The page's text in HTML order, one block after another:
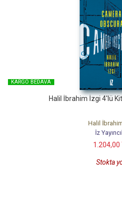
KARGO BEDAVA
Halil İbrahim İzgi 4'lü
Halil
İz
1.204,00
Stokta